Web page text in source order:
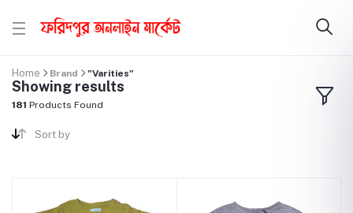
Home Brand "Varities"
Showing results
181 Products Found
Sort by